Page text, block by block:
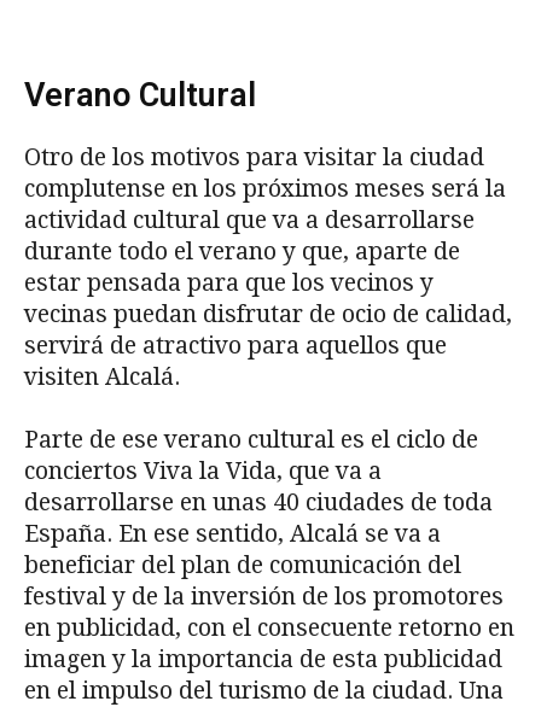
Verano Cultural
Otro de los motivos para visitar la ciudad
complutense en los próximos meses será la
actividad cultural que va a desarrollarse
durante todo el verano y que, aparte de
estar pensada para que los vecinos y
vecinas puedan disfrutar de ocio de calidad,
servirá de atractivo para aquellos que
visiten Alcalá.
Parte de ese verano cultural es el ciclo de
conciertos Viva la Vida, que va a
desarrollarse en unas 40 ciudades de toda
España. En ese sentido, Alcalá se va a
beneficiar del plan de comunicación del
festival y de la inversión de los promotores
en publicidad, con el consecuente retorno en
imagen y la importancia de esta publicidad
en el impulso del turismo de la ciudad. Una